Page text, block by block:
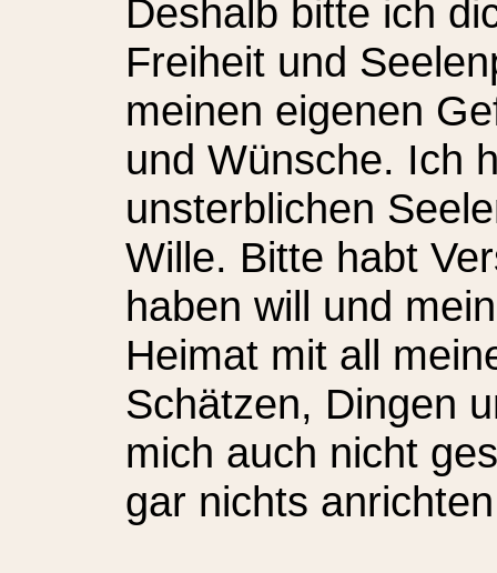
Deshalb bitte ich
Freiheit und
meinen eigenen
und Wünsche. Ich
unsterblichen
Wille. Bitte habt
haben will und
Heimat mit all
Schätzen, Dingen
mich auch nicht
gar nichts